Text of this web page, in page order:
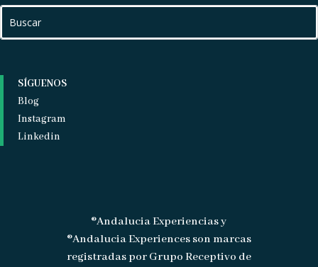
SÍGUENOS
Blog
Instagram
Linkedin
®Andalucia Experiencias y
®Andalucia Experiences son marcas
registradas por Grupo Receptivo de